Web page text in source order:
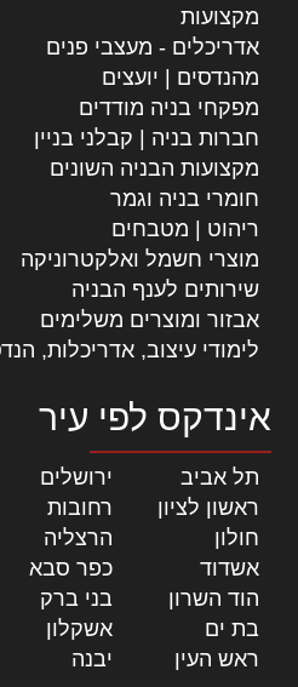
מקצועות
אדריכלים - מעצבי פנים
מהנדסים | יועצים
מפקחי בניה מודדים
חברות בניה | קבלני בניין
מקצועות הבניה השונים
חומרי בניה וגמר
ריהוט | מטבחים
מוצרי חשמל ואלקטרוניקה
שירותים לענף הבניה
אבזור ומוצרים משלימים
לימודי עיצוב, אדריכלות,
אינדקס לפי עיר
תל אביב ירושלים
ראשון לציון
רחובות
חולון
הרצליה
אשדוד
כפר סבא
הוד השרון
בני ברק
בת ים
אשקלון
ראש העין
יבנה